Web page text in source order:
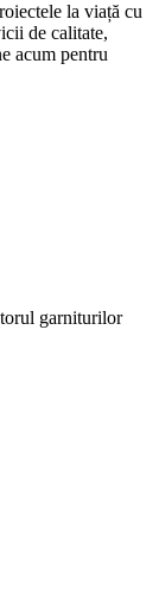
la viață cu
de calitate,
acum pentru
garniturilor